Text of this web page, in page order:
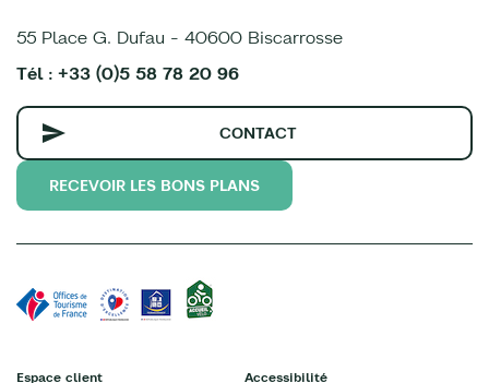
55 Place G. Dufau - 40600 Biscarrosse
Tél : +33 (0)5 58 78 20 96
CONTACT
RECEVOIR LES BONS PLANS
Espace client Accessibilité